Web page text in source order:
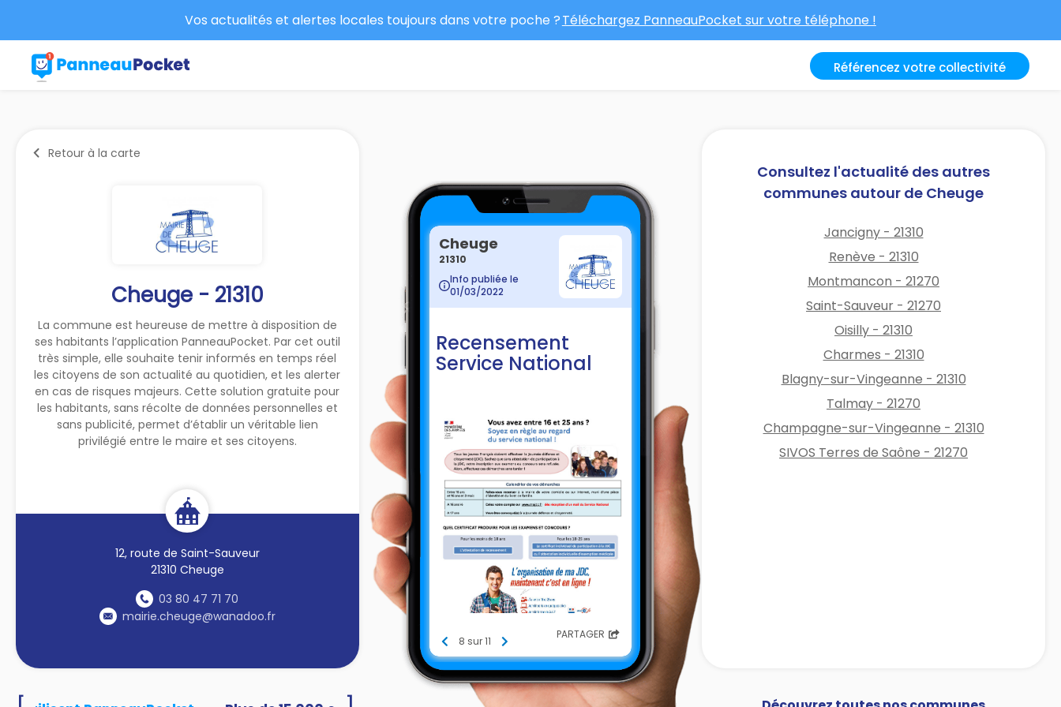
Vos actualités et alertes locales toujours dans votre poche ?Téléchargez PanneauPocket sur votre téléphone !
Référencez votre collectivité
Retour à la carte
Cheuge - 21310
La commune est heureuse de mettre à disposition de
ses habitants l’application PanneauPocket. Par cet outil
très simple, elle souhaite tenir informés en temps réel
les citoyens de son actualité au quotidien, et les alerter
en cas de risques majeurs. Cette solution gratuite pour
les habitants, sans récolte de données personnelles et
sans publicité, permet d’établir un véritable lien
privilégié entre le maire et ses citoyens.
12, route de Saint-Sauveur
21310 Cheuge
03 80 47 71 70
mairie.cheuge@wanadoo.fr
Cheuge
21310
Info publiée le
01/03/2022
Recensement
Service National
8 sur 11 PARTAGER
Consultez l'actualité des autres
communes autour de Cheuge
Jancigny - 21310
Renève - 21310
Montmancon - 21270
Saint-Sauveur - 21270
Oisilly - 21310
Charmes - 21310
Blagny-sur-Vingeanne - 21310
Talmay - 21270
Champagne-sur-Vingeanne - 21310
SIVOS Terres de Saône - 21270